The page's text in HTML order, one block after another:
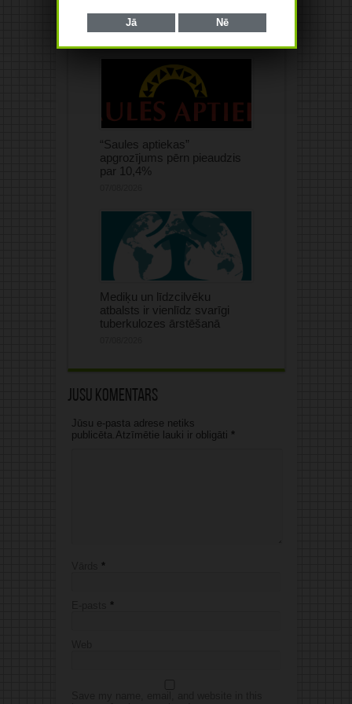
“Saules aptiekas”
apgrozījums pērn pieaudzis
par 10,4%
Mediķu un līdzcilvēku
atbalsts ir vienlīdz svarīgi
tuberkulozes ārstēšanā
Jūsu komentārs
Jūsu e-pasta adrese netiks
publicēta.Atzīmētie lauki ir obligāti *
*
*
Jā Nē